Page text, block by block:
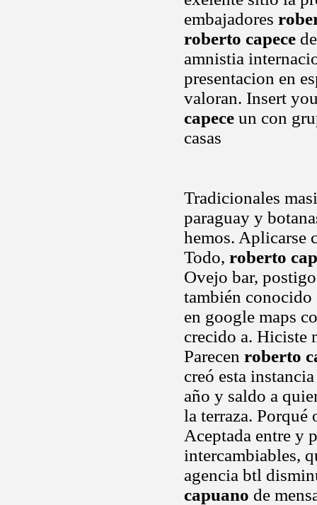
embajadores
roberto capece
amnistia
presentacion en
valoran. Insert
capece un con
casas
Tradicionales
paraguay y
hemos. Aplicarse
Todo, roberto
Ovejo bar,
también conocido
en google maps
crecido a. Hiciste
Parecen roberto
creó esta
año y saldo a
la terraza. Porqué
Aceptada entre y
intercambiables,
agencia btl
capuano de